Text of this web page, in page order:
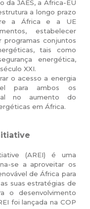
da JAES, a Africa-EU
a longo prazo
a África e a UE
estabelecer
programas conjuntos
tais como
energética,
XXI.
o acesso a energia
para ambos os
no aumento do
em África.
(AREI) é uma
se a aproveitar os
de África para
suas estratégias de
o desenvolvimento
foi lançada na COP